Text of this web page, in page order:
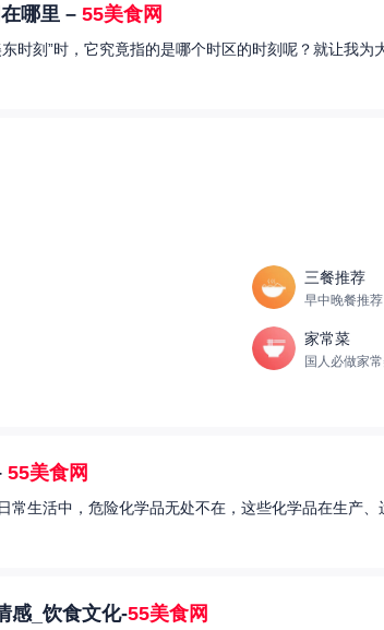
哪里 – 55美食网
时刻”时，它究竟指的是哪个时区的时刻呢？就让我
三餐推荐
早中晚餐推荐
家常菜
国人必做家
55美食网
生活中，危险化学品无处不在，这些化学品在生产
感_饮食文化-55美食网